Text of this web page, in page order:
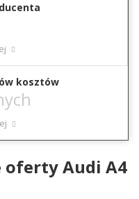
kosztów
oferty Audi A4